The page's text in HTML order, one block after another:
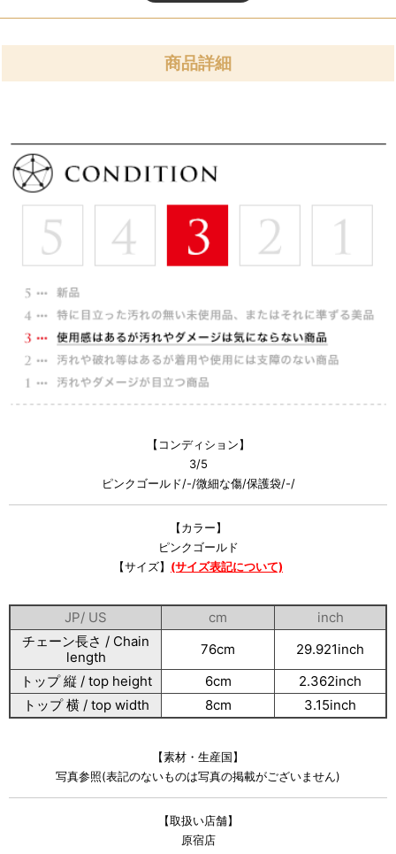
商品詳細
【コンディション】
3/5
ピンクゴールド/-/微細な傷/保護袋/-/
【カラー】
ピンクゴールド
【サイズ】 (サイズ表記について)
JP/ US cm
inch
チェーン長さ / Chain
length
76cm
29.921inch
トップ 縦 / top height
6cm
2.362inch
トップ 横 / top width
8cm 3.15inch
【素材・生産国】
写真参照(表記のないものは写真の掲載がございません)
【取扱い店舗】
原宿店